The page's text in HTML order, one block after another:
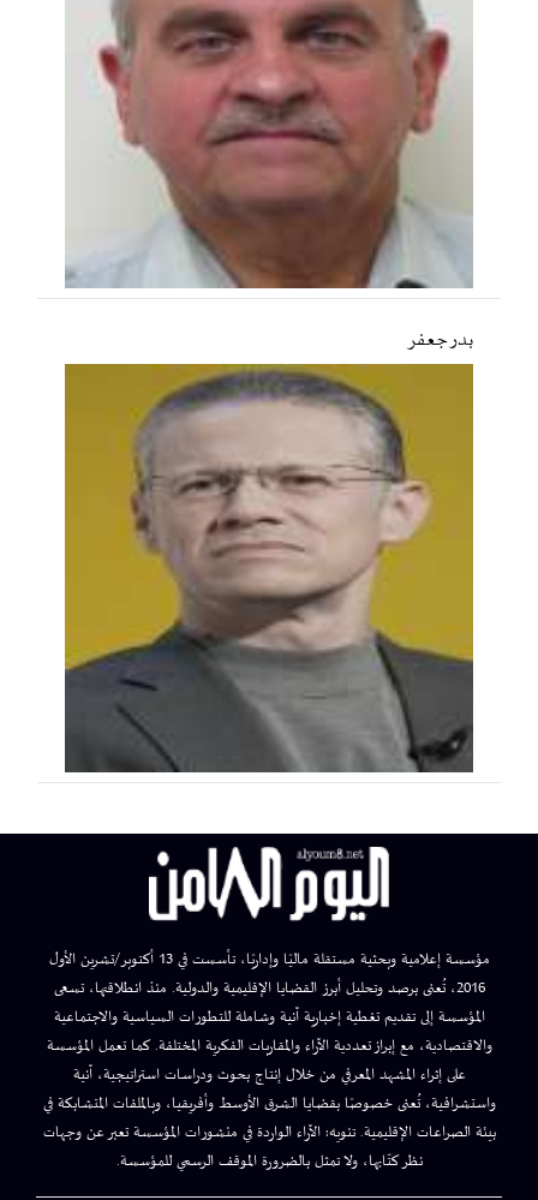
بدر جعفر
مؤسسة إعلامية وبحثية مستقلة ماليًا وإداريًا، تأسست في 13 أكتوبر/تشرين الأول
2016، تُعنى برصد وتحليل أبرز القضايا الإقليمية والدولية. منذ انطلاقتها، تسعى
المؤسسة إلى تقديم تغطية إخبارية آنية وشاملة للتطورات السياسية والاجتماعية
والاقتصادية، مع إبراز تعددية الآراء والمقاربات الفكرية المختلفة. كما تعمل المؤسسة
على إثراء المشهد المعرفي من خلال إنتاج بحوث ودراسات استراتيجية، آنية
واستشرافية، تُعنى خصوصًا بقضايا الشرق الأوسط وأفريقيا، وبالملفات المتشابكة في
بيئة الصراعات الإقليمية. تنويه: الآراء الواردة في منشورات المؤسسة تعبر عن وجهات
نظر كتّابها، ولا تمثل بالضرورة الموقف الرسمي للمؤسسة.